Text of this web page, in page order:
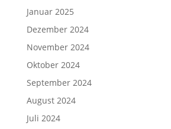
Januar 2025
Dezember 2024
November 2024
Oktober 2024
September 2024
August 2024
Juli 2024